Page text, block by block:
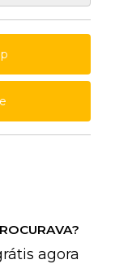
agora